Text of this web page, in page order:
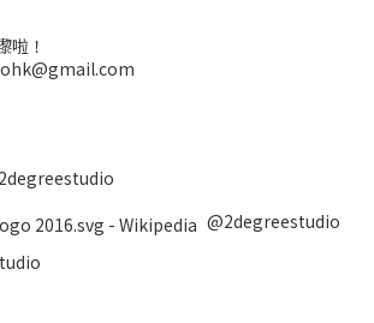
啦！
2degreestudio
@2degreestudio